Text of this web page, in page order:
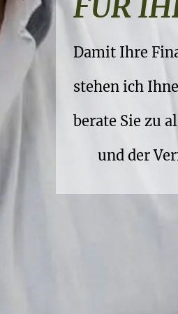
FÜR
Damit Ihre
stehen ich
berate Sie zu
und der
Ihre Vorsorge
..damit Sie
und die